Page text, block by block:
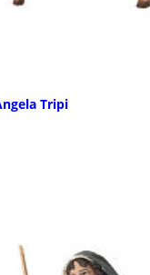
Tripi